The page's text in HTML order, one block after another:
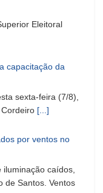
Eleitoral
capacitação da
sexta-feira (7/8),
[...]
por ventos no
iluminação caídos,
de Santos. Ventos